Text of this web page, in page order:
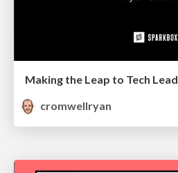
Making the Leap to Tech Lead
cromwellryan